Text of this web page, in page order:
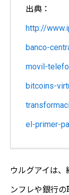
出典：
http://
banco-
movil-
bitcoins-
el-primer-
ウルグアイは
ンフレや銀行